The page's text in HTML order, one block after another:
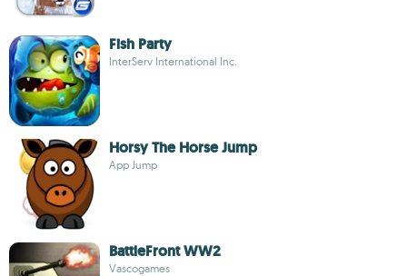
Fish Party
InterServ International Inc.
Horsy The Horse Jump
App Jump
BattleFront WW2
Vascogames